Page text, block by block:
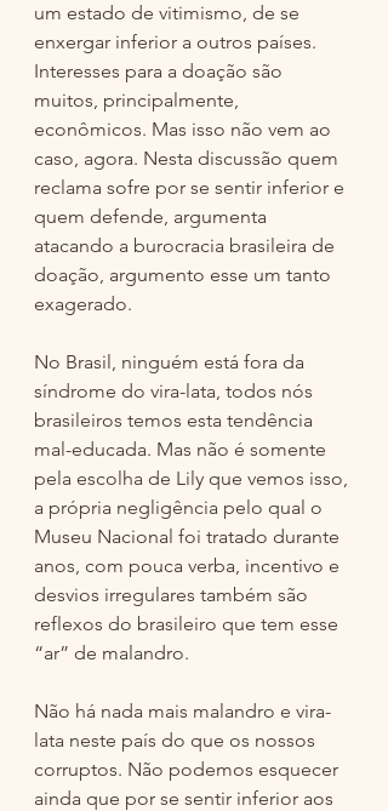
um estado de vitimismo, de se
enxergar inferior a outros países.
Interesses para a doação são
muitos, principalmente,
econômicos. Mas isso não vem ao
caso, agora. Nesta discussão quem
reclama sofre por se sentir inferior e
quem defende, argumenta
atacando a burocracia brasileira de
doação, argumento esse um tanto
exagerado.
No Brasil, ninguém está fora da
síndrome do vira-lata, todos nós
brasileiros temos esta tendência
mal-educada. Mas não é somente
pela escolha de Lily que vemos isso,
a própria negligência pelo qual o
Museu Nacional foi tratado durante
anos, com pouca verba, incentivo e
desvios irregulares também são
reflexos do brasileiro que tem esse
“ar” de malandro.
Não há nada mais malandro e vira-
lata neste país do que os nossos
corruptos. Não podemos esquecer
ainda que por se sentir inferior aos